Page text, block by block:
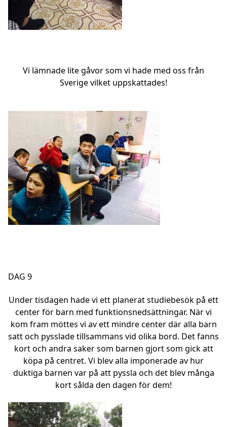
Vi lämnade lite gåvor som vi hade med oss från
Sverige vilket uppskattades!
DAG 9
Under tisdagen hade vi ett planerat studiebesök på ett
center för barn med funktionsnedsättningar. När vi
kom fram möttes vi av ett mindre center där alla barn
satt och pysslade tillsammans vid olika bord. Det fanns
kort och andra saker som barnen gjort som gick att
köpa på centret. Vi blev alla imponerade av hur
duktiga barnen var på att pyssla och det blev många
kort sålda den dagen för dem!